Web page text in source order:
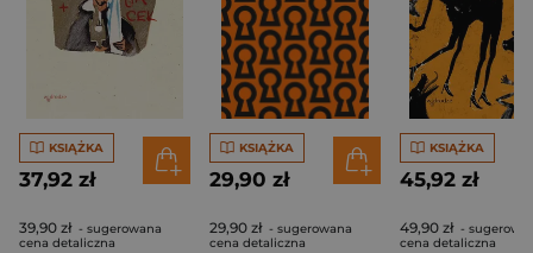
KSIĄŻKA
37,92 zł
39,90 zł - sugerowana
cena detaliczna
KSIĄŻKA
29,90 zł
29,90 zł - sugerowana
cena detaliczna
KSIĄŻKA
45,92 zł
49,90 zł -
cena detaliczna